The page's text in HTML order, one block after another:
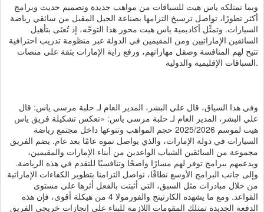
وبما تمتلكه ياس هيت للسباقات من مواهب جديدة وتصميم حديث وبرامج
أكثر تطورًا، تواصل ترسيخ التزامها بصناعة الجيل المقبل من سائقي رياضة
السيارات. وتمثّل أكاديمية ياس هيت محور هذا التوجّه، إذ تُعنَى بتأهيل
السائقين الإماراتيين ومن المقيمين في الدولة عبر منظومة تدريب احترافية
تتيح لهم المنافسة وصقل مهاراتهم، ورفع راية الإمارات بثقة على منصات
السباقات الإقليمية والدولية.
وفي هذا السياق، قال علي البشر، المدير العام لـ حلبة مرسى ياس: قال
علي البشر، المدير العام لـ حلبة مرسى ياس: «تعكس تشكيلة فريق ياس
هيت لموسم 2025/2026 حجم المواهب وتنوعها داخل مجتمع رياضة
السيارات في دولة الإمارات، والذي يواصل نموه عامًا بعد عام. يضم الفريق
مجموعة من السائقين الشباب الواعدين من أبناء الإمارات والمقيمين،
ويدعمهم ببرامج توفر لهم مسارًا واضحًا وتنافسيًا للتقدم في هذه الرياضة.
وإلى جانب البرامج الأوسع نطاقًا، نواصل التزامنا بتطوير الكفاءات الإماراتية
من خلال مبادرات مثل السبق، التي أثبتت بالفعل أثرها على مستوى
القواعد. ومع ما يشهده الكارتينج والفورمولا 4 من هيكلة أقوى، فإن هذه
الدفعة الجديدة تمتلك المقومات اللازمة للبناء على إنجازات خريجي الفريق